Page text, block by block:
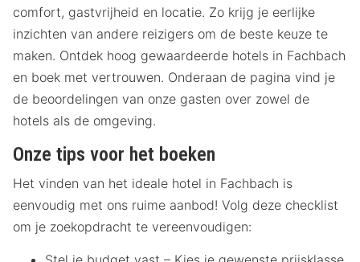
comfort, gastvrijheid en locatie. Zo krijg je eerlijke
inzichten van andere reizigers om de beste keuze te
maken. Ontdek hoog gewaardeerde hotels in Fachbach
en boek met vertrouwen. Onderaan de pagina vind je
de beoordelingen van onze gasten over zowel de
hotels als de omgeving.
Onze tips voor het boeken
Het vinden van het ideale hotel in Fachbach is
eenvoudig met ons ruime aanbod! Volg deze checklist
om je zoekopdracht te vereenvoudigen: